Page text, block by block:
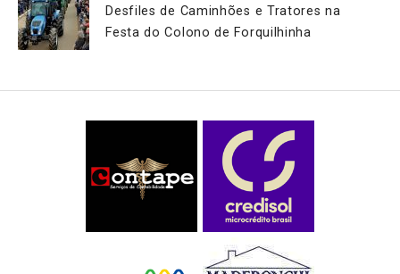
Desfiles de Caminhões e Tratores na
Festa do Colono de Forquilhinha